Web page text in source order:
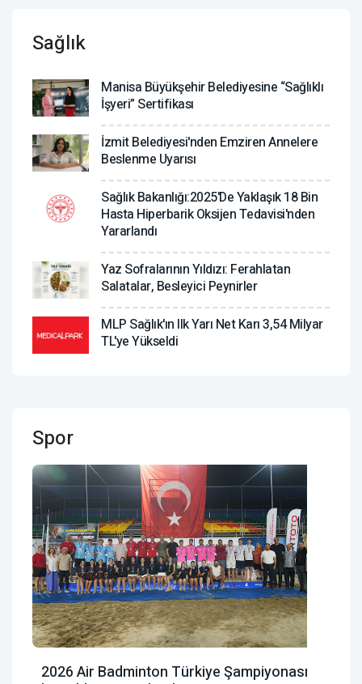
Sağlık
Manisa Büyükşehir Belediyesine “Sağlıklı
İşyeri” Sertifikası
İzmit Belediyesi'nden Emziren Annelere
Beslenme Uyarısı
Sağlık Bakanlığı:2025'de Yaklaşık 18 Bin
Hasta Hiperbarik Oksijen Tedavisi'nden
Yararlandı
Yaz Sofralarının Yıldızı: Ferahlatan
Salatalar, Besleyici Peynirler
MLP Sağlık'ın Ilk Yarı Net Karı 3,54 Milyar
TL'ye Yükseldi
Spor
2026 Air Badminton Türkiye Şampiyonası